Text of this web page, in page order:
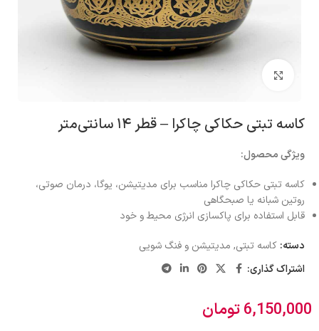
بزرگنمایی تصویر
کاسه تبتی حکاکی چاکرا – قطر ۱۴ سانتی‌متر
ویژگی محصول:
کاسه تبتی حکاکی چاکرا مناسب برای مدیتیشن، یوگا، درمان صوتی،
روتین شبانه یا صبحگاهی
قابل استفاده برای پاکسازی انرژی محیط و خود
دسته: کاسه تبتی, مدیتیشن و فنگ شویی
اشتراک گذاری:
6,150,000تومان